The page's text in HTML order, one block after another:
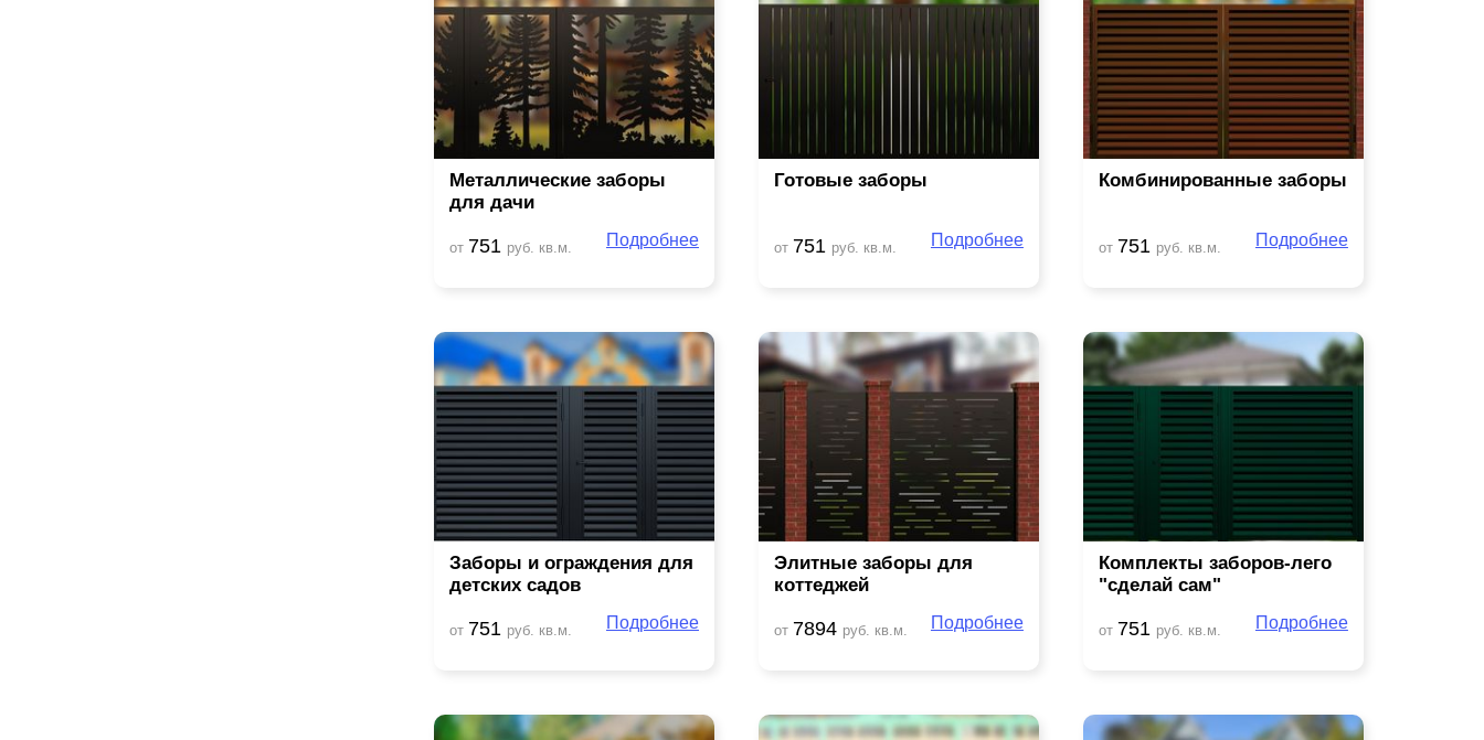
Металлические заборы
для дачи
от 751 руб. кв.м. Подробнее
Готовые заборы
от 751 руб. кв.м. Подробнее
Комбинированные заборы
от 751 руб. кв.м. Подробнее
Заборы и ограждения для
детских садов
от 751 руб. кв.м. Подробнее
Элитные заборы для
коттеджей
от 7894 руб. кв.м. Подробнее
Комплекты заборов-лего
"сделай сам"
от 751 руб. кв.м. Подробнее